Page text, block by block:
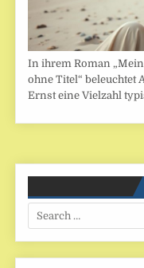
In ihrem Roman
ohne Titel“ beleuchtet
Ernst eine Vielzahl
Search
for: